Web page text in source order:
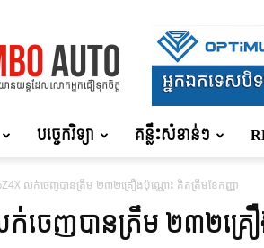
បច្ចេកវិទ្យា គន្លឹះសំខាន់ៗ
លក់ចេញបានត្រឹម ២៣២គ្រឿងប៉ុណ្ណោះ គិតត្រឹមខែកញ្ញា
ក់ចេញបានត្រឹម ២៣២គ្រ